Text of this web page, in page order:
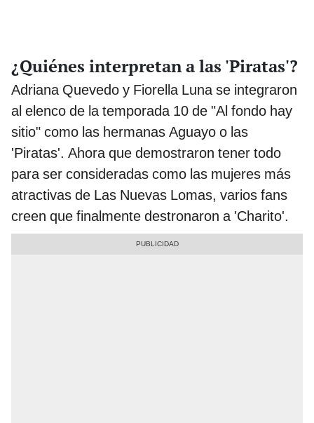
¿Quiénes interpretan a las 'Piratas'?
Adriana Quevedo y Fiorella Luna se integraron
al elenco de la temporada 10 de "Al fondo hay
sitio" como las hermanas Aguayo o las
'Piratas'. Ahora que demostraron tener todo
para ser consideradas como las mujeres más
atractivas de Las Nuevas Lomas, varios fans
creen que finalmente destronaron a 'Charito'.